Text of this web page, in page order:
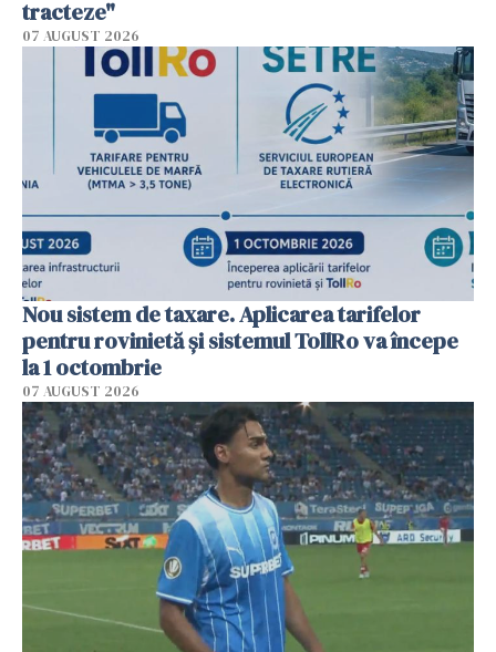
tracteze"
07 AUGUST 2026
Nou sistem de taxare. Aplicarea tarifelor
pentru rovinietă şi sistemul TollRo va începe
la 1 octombrie
07 AUGUST 2026